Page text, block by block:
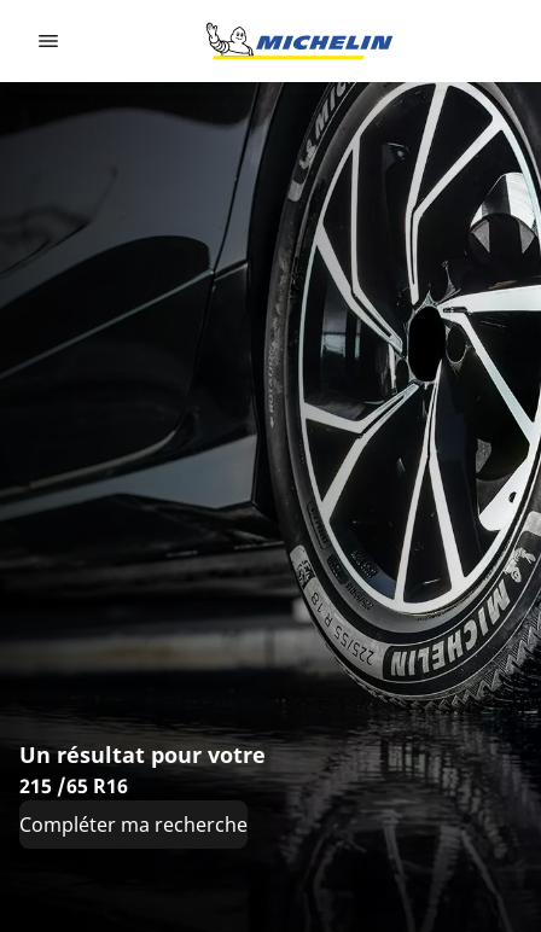
Un résultat pour votre
215 /65 R16
Compléter ma recherche